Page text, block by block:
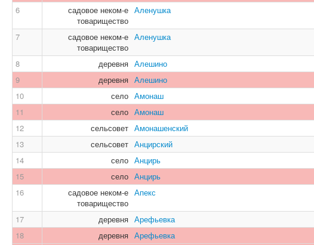
6
садовое неком-е
товарищество
Аленушка
7
садовое неком-е
товарищество
Аленушка
8 деревня Алешино
9
деревня Алешино
10
село Амонаш
11
село Амонаш
12
сельсовет Амонашенский
13
сельсовет Анцирский
14
село Анцирь
15
село Анцирь
16
садовое неком-е
товарищество
Апекс
17 деревня Арефьевка
18
деревня Арефьевка